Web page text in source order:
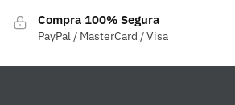
Compra 100% Segura
PayPal / MasterCard / Visa